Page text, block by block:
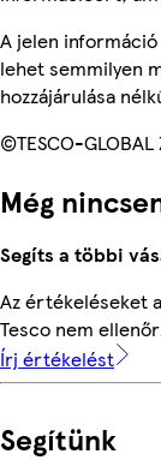
A jelen információ
lehet semmilyen
hozzájárulása
©TESCO-
Még
Segíts a többi
Az értékeléseket
Tesco nem
Írj értékelést
Segítünk